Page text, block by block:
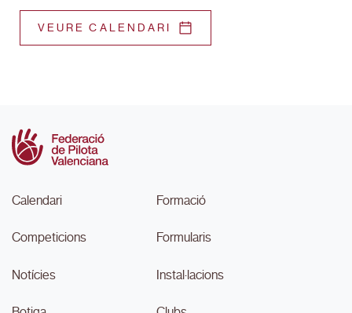
VEURE CALENDARI
Calendari
Competicions
Notícies
Formació
Formularis
Instal·lacions